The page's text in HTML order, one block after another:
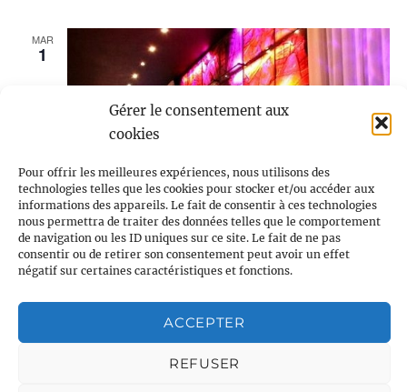
Gérer le consentement aux
cookies
Pour offrir les meilleures expériences, nous utilisons des
technologies telles que les cookies pour stocker et/ou accéder aux
informations des appareils. Le fait de consentir à ces technologies
nous permettra de traiter des données telles que le comportement
de navigation ou les ID uniques sur ce site. Le fait de ne pas
consentir ou de retirer son consentement peut avoir un effet
négatif sur certaines caractéristiques et fonctions.
ACCEPTER
REFUSER
MAR
1
1 septembre @ 20h00-22h00